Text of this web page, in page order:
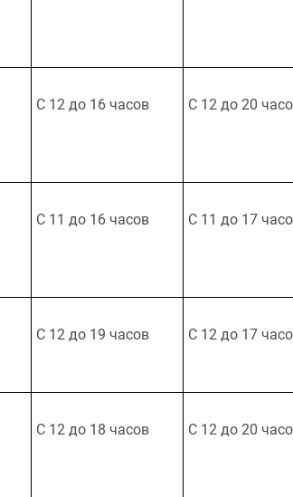
С 12 до 16 часов С 12 до 20
С 11 до 16 часов С 11 до 17
С 12 до 19 часов С 12 до 17
С 12 до 18 часов С 12 до 20